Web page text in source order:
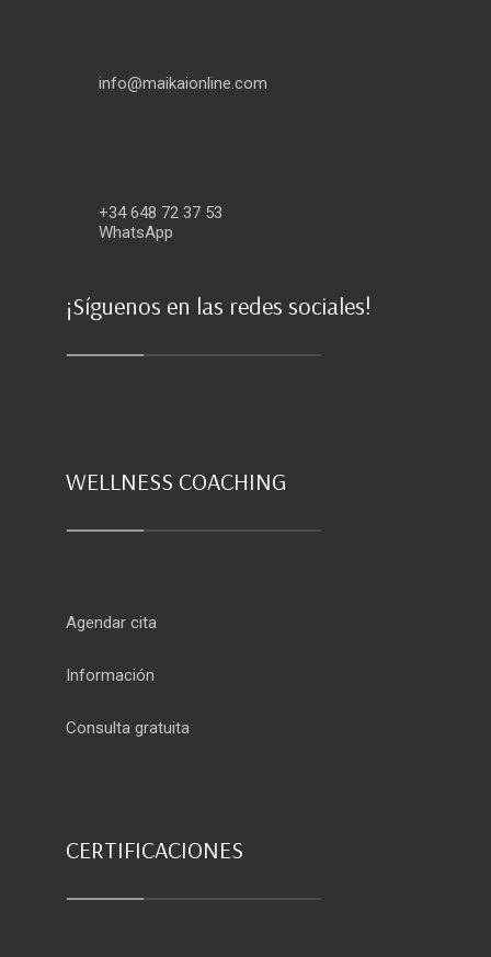
info@maikaionline.com
+34 648 72 37 53
WhatsApp
¡Síguenos en las redes sociales!
WELLNESS COACHING
Agendar cita
Información
Consulta gratuita
CERTIFICACIONES